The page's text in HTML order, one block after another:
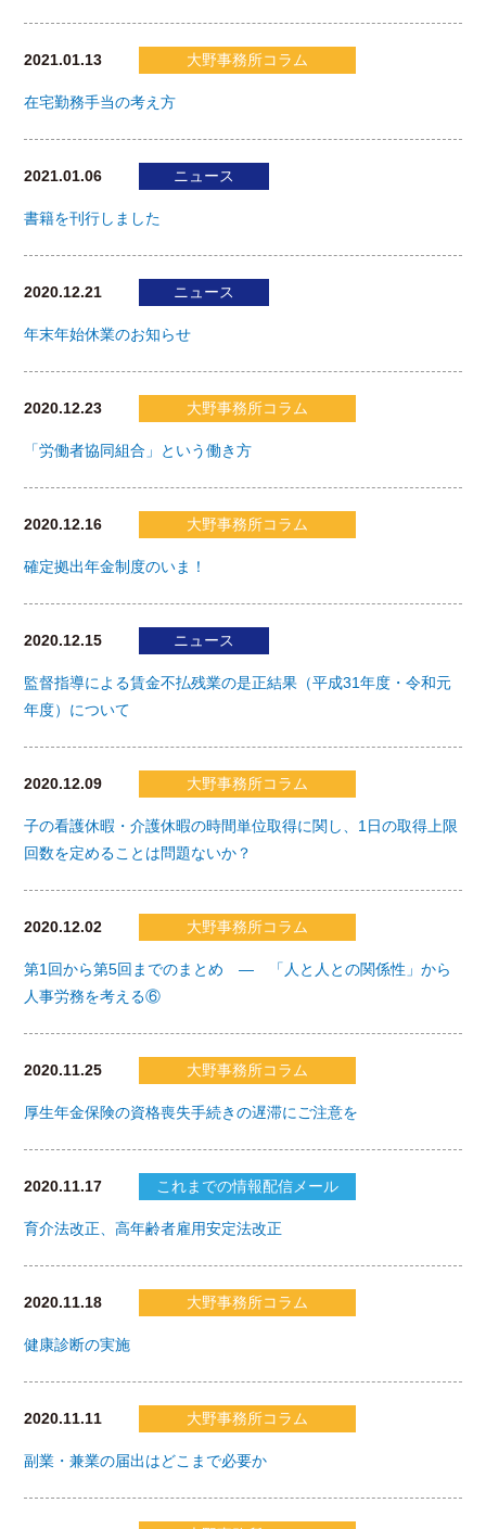
2021.01.13 大野事務所コラム
在宅勤務手当の考え方
2021.01.06 ニュース
書籍を刊行しました
2020.12.21 ニュース
年末年始休業のお知らせ
2020.12.23 大野事務所コラム
「労働者協同組合」という働き方
2020.12.16 大野事務所コラム
確定拠出年金制度のいま！
2020.12.15 ニュース
監督指導による賃金不払残業の是正結果（平成31年度・令和元
年度）について
2020.12.09 大野事務所コラム
子の看護休暇・介護休暇の時間単位取得に関し、1日の取得上限
回数を定めることは問題ないか？
2020.12.02 大野事務所コラム
第1回から第5回までのまとめ ― 「人と人との関係性」から
人事労務を考える⑥
2020.11.25 大野事務所コラム
厚生年金保険の資格喪失手続きの遅滞にご注意を
2020.11.17 これまでの情報配信メール
育介法改正、高年齢者雇用安定法改正
2020.11.18 大野事務所コラム
健康診断の実施
2020.11.11 大野事務所コラム
副業・兼業の届出はどこまで必要か